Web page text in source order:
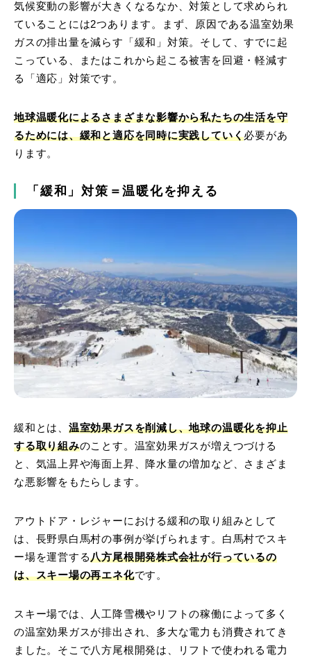
気候変動の影響が大きくなるなか、対策として求められ
ていることには2つあります。まず、原因である温室効果
ガスの排出量を減らす「緩和」対策。そして、すでに起
こっている、またはこれから起こる被害を回避・軽減す
る「適応」対策です。
地球温暖化によるさまざまな影響から私たちの生活を守
るためには、緩和と適応を同時に実践していく必要があ
ります。
「緩和」対策＝温暖化を抑える
緩和とは、 温室効果ガスを削減し、地球の温暖化を抑止
する取り組みのことす。温室効果ガスが増えつづける
と、気温上昇や海面上昇、降水量の増加など、さまざま
な悪影響をもたらします。
アウトドア・レジャーにおける緩和の取り組みとして
は、長野県白馬村の事例が挙げられます。白馬村でスキ
ー場を運営する八方尾根開発株式会社が行っているの
は、スキー場の再エネ化です。
スキー場では、人工降雪機やリフトの稼働によって多く
の温室効果ガスが排出され、多大な電力も消費されてき
ました。そこで八方尾根開発は、リフトで使われる電力